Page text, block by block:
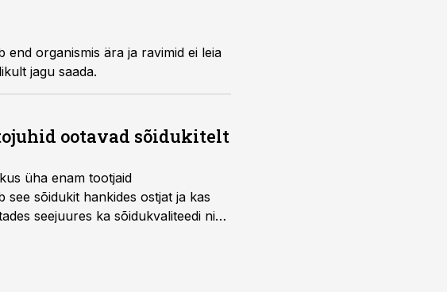
organismis ära ja ravimid ei leia
jagu saada.
ootavad sõidukitelt
üha enam tootjaid
sõidukit hankides ostjat ja kas
seejuures ka sõidukvaliteedi ning